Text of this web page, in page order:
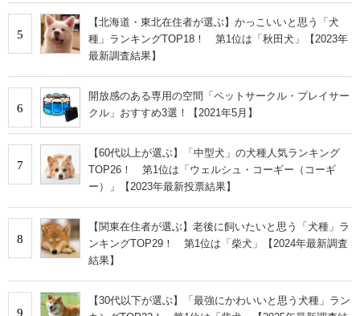
5
【北海道・東北在住者が選ぶ】かっこいいと思う「犬
種」ランキングTOP18！ 第1位は「秋田犬」【2023年
最新調査結果】
6
開放感のある専用の空間「ペットサークル・プレイサー
クル」おすすめ3選！【2021年5月】
7
【60代以上が選ぶ】「中型犬」の犬種人気ランキング
TOP26！ 第1位は「ウェルシュ・コーギー（コーギ
ー）」【2023年最新投票結果】
8
【関東在住者が選ぶ】老後に飼いたいと思う「犬種」ラ
ンキングTOP29！ 第1位は「柴犬」【2024年最新調査
結果】
9
【30代以下が選ぶ】「最強にかわいいと思う犬種」ラン